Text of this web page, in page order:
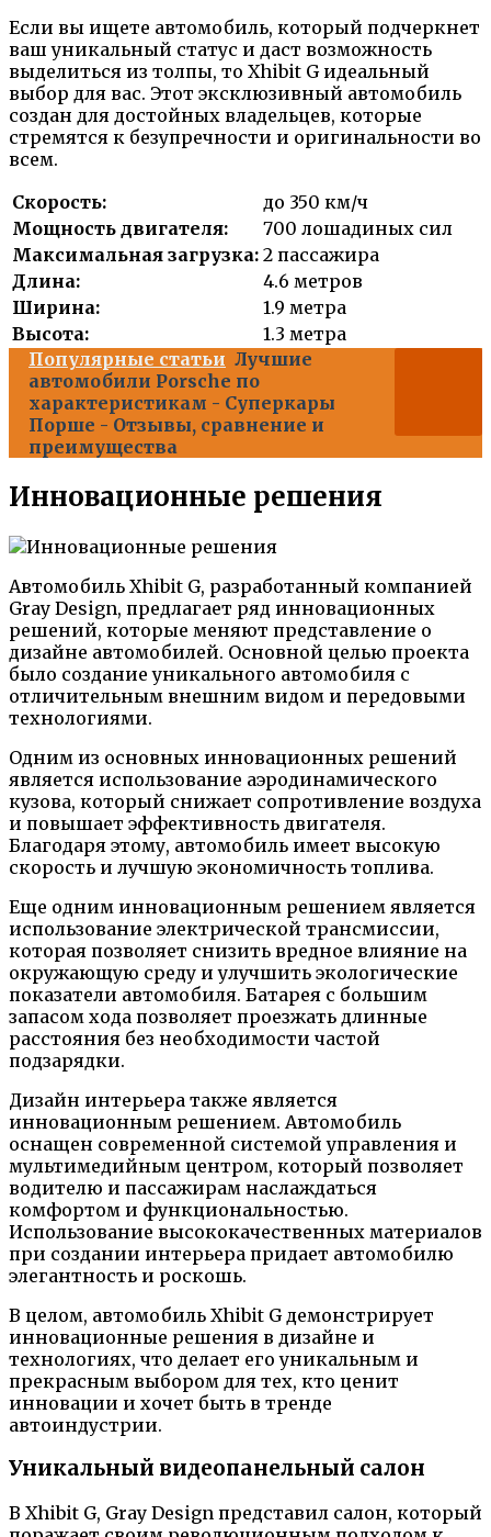
Если вы ищете автомобиль, который подчеркнет
ваш уникальный статус и даст возможность
выделиться из толпы, то Xhibit G идеальный
выбор для вас. Этот эксклюзивный автомобиль
создан для достойных владельцев, которые
стремятся к безупречности и оригинальности во
всем.
Скорость:
до 350 км/ч
Мощность двигателя:
700 лошадиных сил
Максимальная загрузка: 2 пассажира
Длина:
4.6 метров
Ширина:
1.9 метра
Высота:
1.3 метра
Популярные статьи Лучшие
автомобили Porsche по
характеристикам - Суперкары
Порше - Отзывы, сравнение и
преимущества
Инновационные решения
Автомобиль Xhibit G, разработанный компанией
Gray Design, предлагает ряд инновационных
решений, которые меняют представление о
дизайне автомобилей. Основной целью проекта
было создание уникального автомобиля с
отличительным внешним видом и передовыми
технологиями.
Одним из основных инновационных решений
является использование аэродинамического
кузова, который снижает сопротивление воздуха
и повышает эффективность двигателя.
Благодаря этому, автомобиль имеет высокую
скорость и лучшую экономичность топлива.
Еще одним инновационным решением является
использование электрической трансмиссии,
которая позволяет снизить вредное влияние на
окружающую среду и улучшить экологические
показатели автомобиля. Батарея с большим
запасом хода позволяет проезжать длинные
расстояния без необходимости частой
подзарядки.
Дизайн интерьера также является
инновационным решением. Автомобиль
оснащен современной системой управления и
мультимедийным центром, который позволяет
водителю и пассажирам наслаждаться
комфортом и функциональностью.
Использование высококачественных материалов
при создании интерьера придает автомобилю
элегантность и роскошь.
В целом, автомобиль Xhibit G демонстрирует
инновационные решения в дизайне и
технологиях, что делает его уникальным и
прекрасным выбором для тех, кто ценит
инновации и хочет быть в тренде
автоиндустрии.
Уникальный видеопанельный салон
В Xhibit G, Gray Design представил салон, который